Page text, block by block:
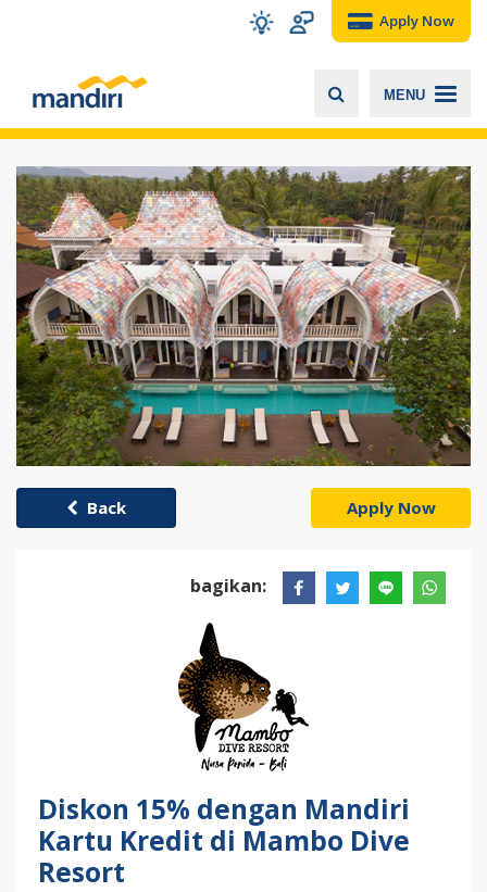
Apply Now
MENU
Back Apply Now
bagikan:
Diskon 15% dengan Mandiri
Kartu Kredit di Mambo Dive
Resort